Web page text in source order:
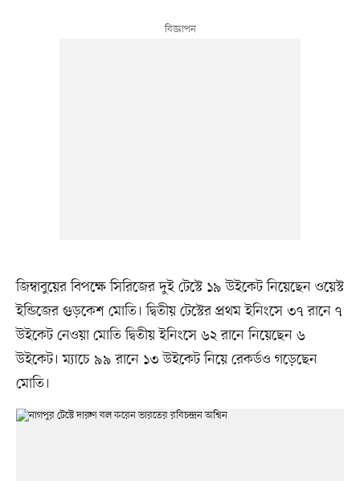
জিম্বাবুয়ের বিপক্ষে সিরিজের দুই টেস্টে ১৯ উইকেট নিয়েছেন ওয়েস্ট
ইন্ডিজের গুড়কেশ মোতি। দ্বিতীয় টেস্টের প্রথম ইনিংসে ৩৭ রানে ৭
উইকেট নেওয়া মোতি দ্বিতীয় ইনিংসে ৬২ রানে নিয়েছেন ৬
উইকেট। ম্যাচে ৯৯ রানে ১৩ উইকেট নিয়ে রেকর্ডও গড়েছেন
মোতি।